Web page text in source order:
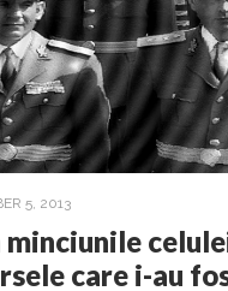
5, 2013
care i-au